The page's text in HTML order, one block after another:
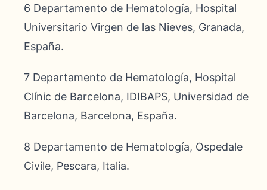
6 Departamento de Hematología, Hospital
Universitario Virgen de las Nieves, Granada,
España.
7 Departamento de Hematología, Hospital
Clínic de Barcelona, IDIBAPS, Universidad de
Barcelona, Barcelona, España.
8 Departamento de Hematología, Ospedale
Civile, Pescara, Italia.